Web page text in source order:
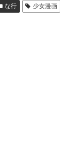
な行 少女漫画